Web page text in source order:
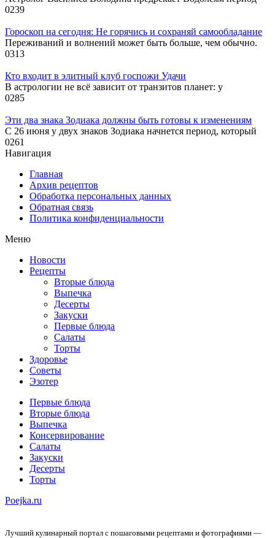
0239
Гороскоп на сегодня: Не горячись и сохраняй самообладание
Переживаний и волнений может быть больше, чем обычно.
0313
Кто входит в элитный клуб госпожи Удачи
В астрологии не всё зависит от транзитов планет: у
0285
Эти два знака Зодиака должны быть готовы к изменениям
С 26 июня у двух знаков Зодиака начнется период, который
0261
Навигация
Главная
Архив рецептов
Обработка персональных данных
Обратная связь
Политика конфиденциальности
Меню
Новости
Рецепты
Вторые блюда
Выпечка
Десерты
Закуски
Первые блюда
Салаты
Торты
Здоровье
Советы
Эзотер
Первые блюда
Вторые блюда
Выпечка
Консервирование
Салаты
Закуски
Десерты
Торты
Poejka.ru
Лучший кулинарный портал с пошаговыми рецептами и фотографиями —